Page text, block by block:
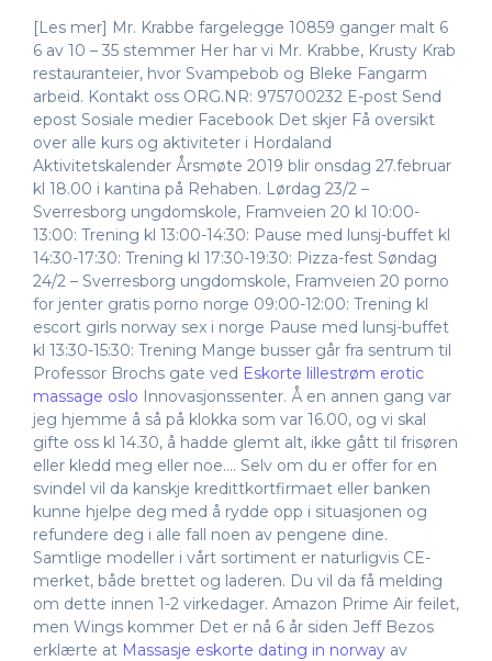
[Les mer] Mr. Krabbe fargelegge 10859 ganger malt 6
6 av 10 – 35 stemmer Her har vi Mr. Krabbe, Krusty Krab
restauranteier, hvor Svampebob og Bleke Fangarm
arbeid. Kontakt oss ORG.NR: 975700232 E-post Send
epost Sosiale medier Facebook Det skjer Få oversikt
over alle kurs og aktiviteter i Hordaland
Aktivitetskalender Årsmøte 2019 blir onsdag 27.februar
kl 18.00 i kantina på Rehaben. Lørdag 23/2 –
Sverresborg ungdomskole, Framveien 20 kl 10:00-
13:00: Trening kl 13:00-14:30: Pause med lunsj-buffet kl
14:30-17:30: Trening kl 17:30-19:30: Pizza-fest Søndag
24/2 – Sverresborg ungdomskole, Framveien 20 porno
for jenter gratis porno norge 09:00-12:00: Trening kl
escort girls norway sex i norge Pause med lunsj-buffet
kl 13:30-15:30: Trening Mange busser går fra sentrum til
Professor Brochs gate ved Eskorte lillestrøm erotic
massage oslo Innovasjonssenter. Å en annen gang var
jeg hjemme å så på klokka som var 16.00, og vi skal
gifte oss kl 14.30, å hadde glemt alt, ikke gått til frisøren
eller kledd meg eller noe…. Selv om du er offer for en
svindel vil da kanskje kredittkortfirmaet eller banken
kunne hjelpe deg med å rydde opp i situasjonen og
refundere deg i alle fall noen av pengene dine.
Samtlige modeller i vårt sortiment er naturligvis CE-
merket, både brettet og laderen. Du vil da få melding
om dette innen 1-2 virkedager. Amazon Prime Air feilet,
men Wings kommer Det er nå 6 år siden Jeff Bezos
erklærte at Massasje eskorte dating in norway av